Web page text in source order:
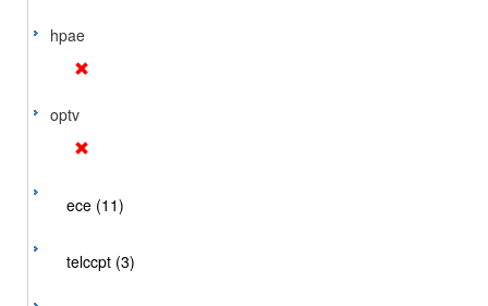
hpae
optv
ece (11)
telccpt (3)